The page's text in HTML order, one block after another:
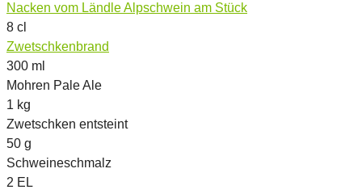
Nacken vom Ländle Alpschwein am Stück
8 cl
Zwetschkenbrand
300 ml
Mohren Pale Ale
1 kg
Zwetschken entsteint
50 g
Schweineschmalz
2 EL